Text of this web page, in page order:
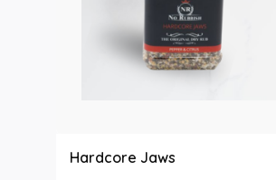
Hardcore Jaws